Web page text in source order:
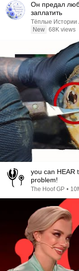
Он предал
заплатить
Тёплые Истории
New 68K views
you can HEAR
problem!
The Hoof GP •